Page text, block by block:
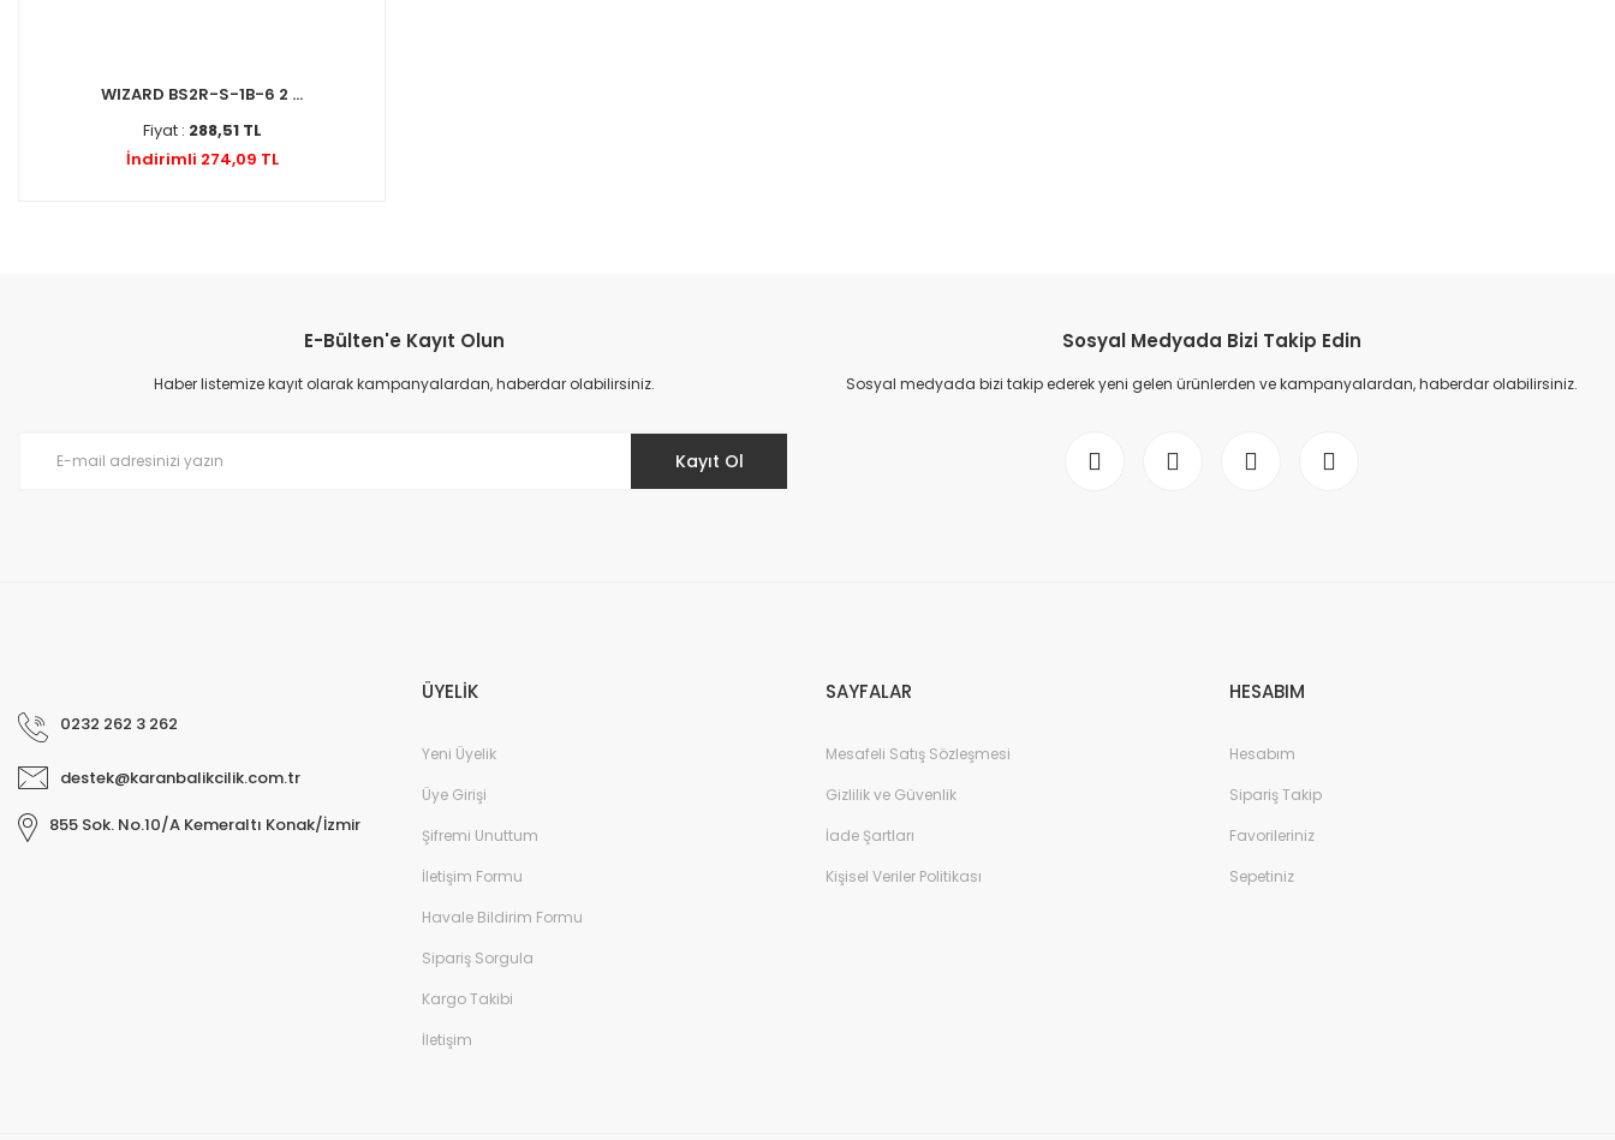
WIZARD BS2R-S-1B-6 2 ...
Fiyat : 288,51 TL
İndirimli 274,09 TL
E-Bülten'e Kayıt Olun
Haber listemize kayıt olarak kampanyalardan, haberdar olabilirsiniz.
Kayıt Ol
Sosyal Medyada Bizi Takip Edin
Sosyal medyada bizi takip ederek yeni gelen ürünlerden ve kampanyalardan, haberdar olabilirsiniz.
0232 262 3 262
destek@karanbalikcilik.com.tr
855 Sok. No.10/A Kemeraltı Konak/İzmir
ÜYELİK
Yeni Üyelik
Üye Girişi
Şifremi Unuttum
İletişim Formu
Havale Bildirim Formu
Sipariş Sorgula
Kargo Takibi
İletişim
SAYFALAR
Mesafeli Satış Sözleşmesi
Gizlilik ve Güvenlik
İade Şartları
Kişisel Veriler Politikası
HESABIM
Hesabım
Sipariş Takip
Favorileriniz
Sepetiniz